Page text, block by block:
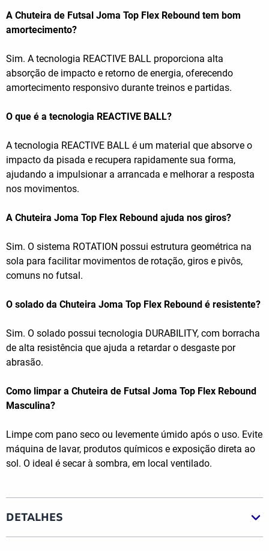
A Chuteira de Futsal Joma Top Flex Rebound tem bom
amortecimento?
Sim. A tecnologia REACTIVE BALL proporciona alta
absorção de impacto e retorno de energia, oferecendo
amortecimento responsivo durante treinos e partidas.
O que é a tecnologia REACTIVE BALL?
A tecnologia REACTIVE BALL é um material que absorve o
impacto da pisada e recupera rapidamente sua forma,
ajudando a impulsionar a arrancada e melhorar a resposta
nos movimentos.
A Chuteira Joma Top Flex Rebound ajuda nos giros?
Sim. O sistema ROTATION possui estrutura geométrica na
sola para facilitar movimentos de rotação, giros e pivôs,
comuns no futsal.
O solado da Chuteira Joma Top Flex Rebound é resistente?
Sim. O solado possui tecnologia DURABILITY, com borracha
de alta resistência que ajuda a retardar o desgaste por
abrasão.
Como limpar a Chuteira de Futsal Joma Top Flex Rebound
Masculina?
Limpe com pano seco ou levemente úmido após o uso. Evite
máquina de lavar, produtos químicos e exposição direta ao
sol. O ideal é secar à sombra, em local ventilado.
DETALHES